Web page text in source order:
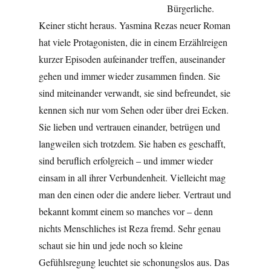
Bürgerliche.
Keiner sticht heraus. Yasmina Rezas neuer Roman
hat viele Protagonisten, die in einem Erzählreigen
kurzer Episoden aufeinander treffen, auseinander
gehen und immer wieder zusammen finden. Sie
sind miteinander verwandt, sie sind befreundet, sie
kennen sich nur vom Sehen oder über drei Ecken.
Sie lieben und vertrauen einander, betrügen und
langweilen sich trotzdem. Sie haben es geschafft,
sind beruflich erfolgreich – und immer wieder
einsam in all ihrer Verbundenheit. Vielleicht mag
man den einen oder die andere lieber. Vertraut und
bekannt kommt einem so manches vor – denn
nichts Menschliches ist Reza fremd. Sehr genau
schaut sie hin und jede noch so kleine
Gefühlsregung leuchtet sie schonungslos aus. Das